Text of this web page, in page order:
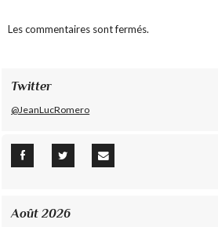
Les commentaires sont fermés.
Twitter
@JeanLucRomero
Août 2026